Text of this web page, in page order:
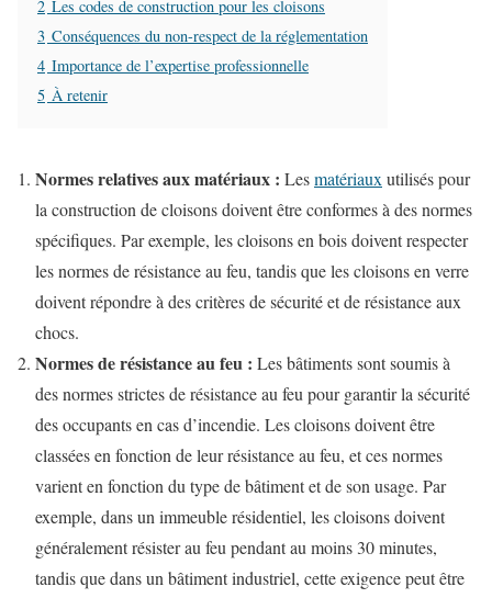
2 Les codes de construction pour les cloisons
3 Conséquences du non-respect de la réglementation
4 Importance de l’expertise professionnelle
5 À retenir
Normes relatives aux matériaux : Lesmatériaux utilisés pour
la construction de cloisons doivent être conformes à des normes
spécifiques. Par exemple, les cloisons en bois doivent respecter
les normes de résistance au feu, tandis que les cloisons en verre
doivent répondre à des critères de sécurité et de résistance aux
chocs.
Normes de résistance au feu : Les bâtiments sont soumis à
des normes strictes de résistance au feu pour garantir la sécurité
des occupants en cas d’incendie. Les cloisons doivent être
classées en fonction de leur résistance au feu, et ces normes
varient en fonction du type de bâtiment et de son usage. Par
exemple, dans un immeuble résidentiel, les cloisons doivent
généralement résister au feu pendant au moins 30 minutes,
tandis que dans un bâtiment industriel, cette exigence peut être